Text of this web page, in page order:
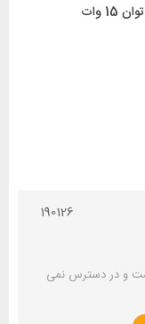
190126
و در دسترس نمی